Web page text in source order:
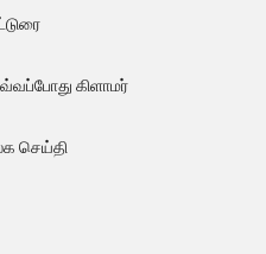
கிளாமர்
செய்தி